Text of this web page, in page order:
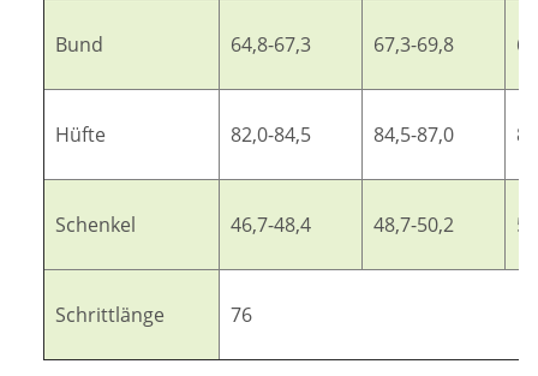
Bund 64,8-67,3 67,3-69,8
Hüfte 82,0-84,5 84,5-87,0
Schenkel 46,7-48,4 48,7-50,2
Schrittlänge 76